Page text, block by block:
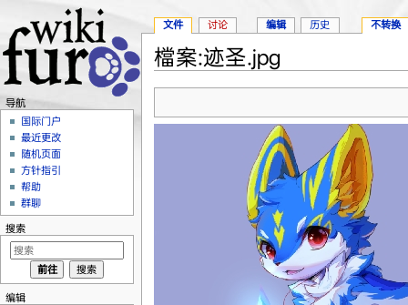
檔案:迹圣.jpg
文件 讨论 编辑 历史 不转换
导航
国际门户
最近更改
随机页面
方针指引
帮助
群聊
搜索
编辑